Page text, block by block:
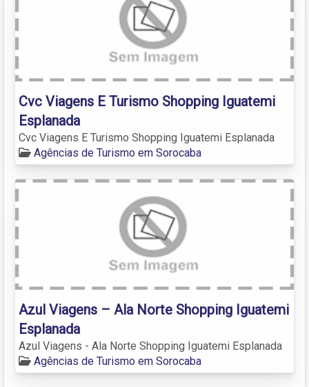
Cvc Viagens E Turismo Shopping Iguatemi
Esplanada
Cvc Viagens E Turismo Shopping Iguatemi Esplanada
Agências de Turismo em Sorocaba
Azul Viagens – Ala Norte Shopping Iguatemi
Esplanada
Azul Viagens - Ala Norte Shopping Iguatemi Esplanada
Agências de Turismo em Sorocaba